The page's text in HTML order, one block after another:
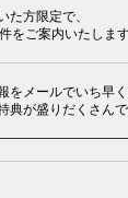
た方限定で、
をご案内いたします
をメールでいち早く
典が盛りだくさんで